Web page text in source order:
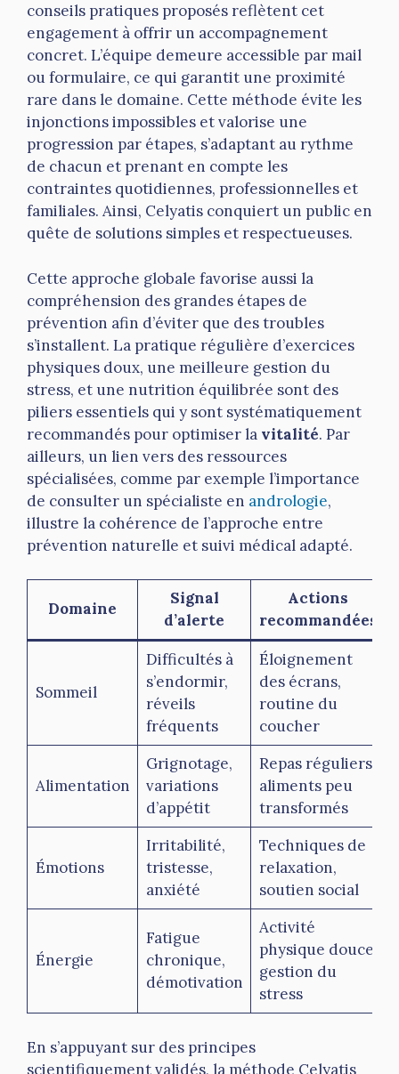
conseils pratiques proposés reflètent cet
engagement à offrir un accompagnement
concret. L’équipe demeure accessible par mail
ou formulaire, ce qui garantit une proximité
rare dans le domaine. Cette méthode évite les
injonctions impossibles et valorise une
progression par étapes, s’adaptant au rythme
de chacun et prenant en compte les
contraintes quotidiennes, professionnelles et
familiales. Ainsi, Celyatis conquiert un public en
quête de solutions simples et respectueuses.
Cette approche globale favorise aussi la
compréhension des grandes étapes de
prévention afin d’éviter que des troubles
s’installent. La pratique régulière d’exercices
physiques doux, une meilleure gestion du
stress, et une nutrition équilibrée sont des
piliers essentiels qui y sont systématiquement
recommandés pour optimiser la vitalité. Par
ailleurs, un lien vers des ressources
spécialisées, comme par exemple l’importance
de consulter un spécialiste en andrologie,
illustre la cohérence de l’approche entre
prévention naturelle et suivi médical adapté.
Domaine
Signal
d’alerte
Actions
recommandées
Sommeil
Difficultés à
s’endormir,
réveils
fréquents
Éloignement
des écrans,
routine du
coucher
Alimentation
Grignotage,
variations
d’appétit
Repas réguliers,
aliments peu
transformés
Émotions
Irritabilité,
tristesse,
anxiété
Techniques de
relaxation,
soutien social
Énergie
Fatigue
chronique,
démotivation
Activité
physique douce,
gestion du
stress
En s’appuyant sur des principes
scientifiquement validés, la méthode Celyatis